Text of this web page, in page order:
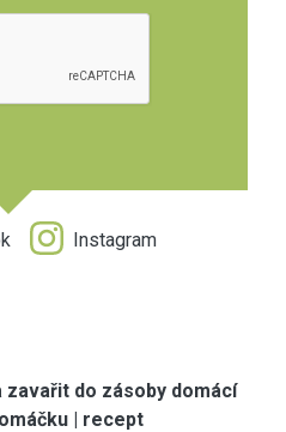
Instagram
zavařit do zásoby domácí
| recept